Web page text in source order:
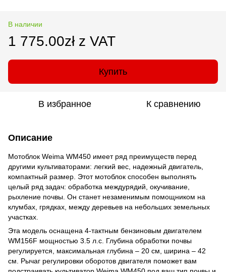
В наличии
1 775.00zł z VAT
Купить
В избранное К сравнению
Описание
Мотоблок Weima WM450 имеет ряд преимуществ перед
другими культиваторами: легкий вес, надежный двигатель,
компактный размер. Этот мотоблок способен выполнять
целый ряд задач: обработка междурядий, окучивание,
рыхление почвы. Он станет незаменимым помощником на
клумбах, грядках, между деревьев на небольших земельных
участках.
Эта модель оснащена 4-тактным бензиновым двигателем
WM156F мощностью 3.5 л.с. Глубина обработки почвы
регулируется, максимальная глубина – 20 см, ширина – 42
см. Рычаг регулировки оборотов двигателя поможет вам